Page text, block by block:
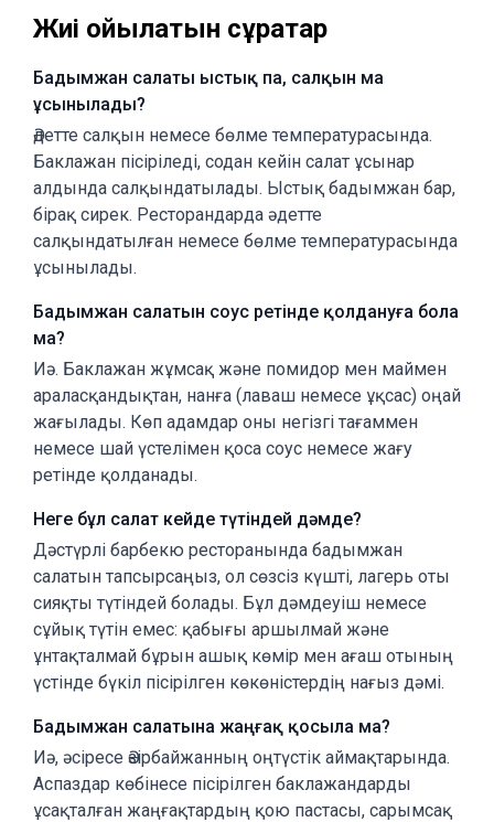
Жиі қойылатын сұрақтар
Бадымжан салаты ыстық па, салқын ма
ұсынылады?
Әдетте салқын немесе бөлме температурасында.
Баклажан пісіріледі, содан кейін салат ұсынар
алдында салқындатылады. Ыстық бадымжан бар,
бірақ сирек. Ресторандарда әдетте
салқындатылған немесе бөлме температурасында
ұсынылады.
Бадымжан салатын соус ретінде қолдануға бола
ма?
Иә. Баклажан жұмсақ және помидор мен маймен
араласқандықтан, нанға (лаваш немесе ұқсас) оңай
жағылады. Көп адамдар оны негізгі тағаммен
немесе шай үстелімен қоса соус немесе жағу
ретінде қолданады.
Неге бұл салат кейде түтіндей дәмде?
Дәстүрлі барбекю ресторанында бадымжан
салатын тапсырсаңыз, ол сөзсіз күшті, лагерь оты
сияқты түтіндей болады. Бұл дәмдеуіш немесе
сұйық түтін емес: қабығы аршылмай және
ұнтақталмай бұрын ашық көмір мен ағаш отының
үстінде бүкіл пісірілген көкөністердің нағыз дәмі.
Бадымжан салатына жаңғақ қосыла ма?
Иә, әсіресе Әзірбайжанның оңтүстік аймақтарында.
Аспаздар көбінесе пісірілген баклажандарды
ұсақталған жаңғақтардың қою пастасы, сарымсақ